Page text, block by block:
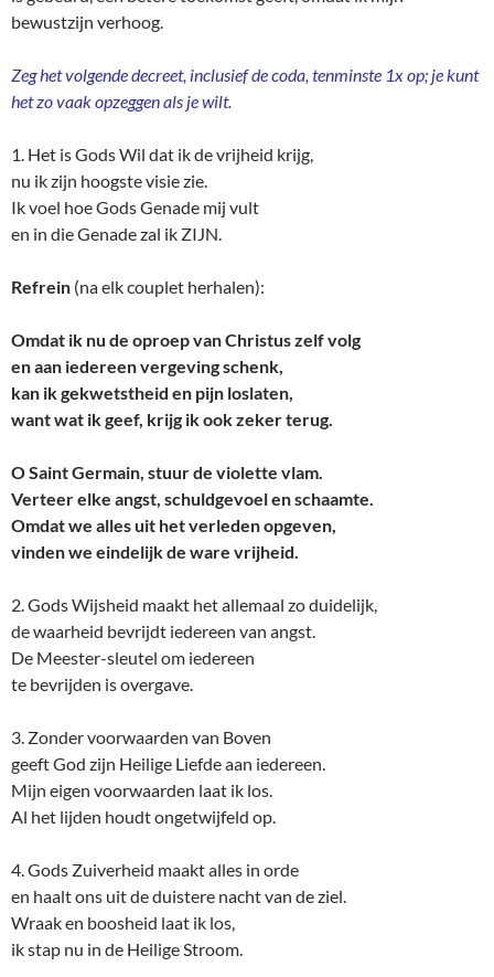
bewustzijn verhoog.
Zeg het volgende decreet, inclusief de coda, tenminste 1x op; je kunt
het zo vaak opzeggen als je wilt.
1. Het is Gods Wil dat ik de vrijheid krijg,
nu ik zijn hoogste visie zie.
Ik voel hoe Gods Genade mij vult
en in die Genade zal ik ZIJN.
Refrein (na elk couplet herhalen):
Omdat ik nu de oproep van Christus zelf volg
en aan iedereen vergeving schenk,
kan ik gekwetstheid en pijn loslaten,
want wat ik geef, krijg ik ook zeker terug.
O Saint Germain, stuur de violette vlam.
Verteer elke angst, schuldgevoel en schaamte.
Omdat we alles uit het verleden opgeven,
vinden we eindelijk de ware vrijheid.
2. Gods Wijsheid maakt het allemaal zo duidelijk,
de waarheid bevrijdt iedereen van angst.
De Meester-sleutel om iedereen
te bevrijden is overgave.
3. Zonder voorwaarden van Boven
geeft God zijn Heilige Liefde aan iedereen.
Mijn eigen voorwaarden laat ik los.
Al het lijden houdt ongetwijfeld op.
4. Gods Zuiverheid maakt alles in orde
en haalt ons uit de duistere nacht van de ziel.
Wraak en boosheid laat ik los,
ik stap nu in de Heilige Stroom.